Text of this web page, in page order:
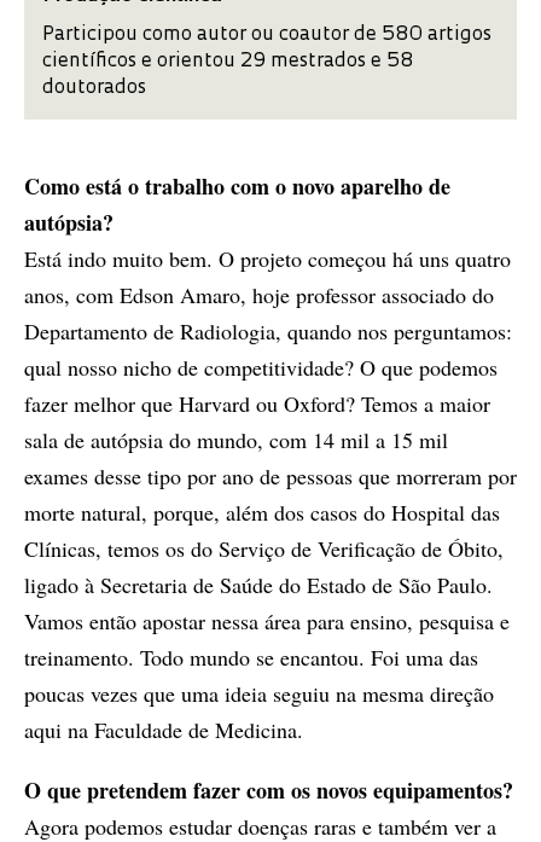
Participou como autor ou coautor de 580 artigos
científicos e orientou 29 mestrados e 58
doutorados
Como está o trabalho com o novo aparelho de
autópsia?
Está indo muito bem. O projeto começou há uns quatro
anos, com Edson Amaro, hoje professor associado do
Departamento de Radiologia, quando nos perguntamos:
qual nosso nicho de competitividade? O que podemos
fazer melhor que Harvard ou Oxford? Temos a maior
sala de autópsia do mundo, com 14 mil a 15 mil
exames desse tipo por ano de pessoas que morreram por
morte natural, porque, além dos casos do Hospital das
Clínicas, temos os do Serviço de Verificação de Óbito,
ligado à Secretaria de Saúde do Estado de São Paulo.
Vamos então apostar nessa área para ensino, pesquisa e
treinamento. Todo mundo se encantou. Foi uma das
poucas vezes que uma ideia seguiu na mesma direção
aqui na Faculdade de Medicina.
O que pretendem fazer com os novos equipamentos?
Agora podemos estudar doenças raras e também ver a